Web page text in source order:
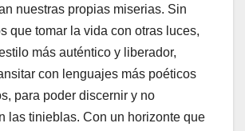
nuestras propias miserias. Sin
que tomar la vida con otras luces,
más auténtico y liberador,
con lenguajes más poéticos
para poder discernir y no
las tinieblas. Con un horizonte que